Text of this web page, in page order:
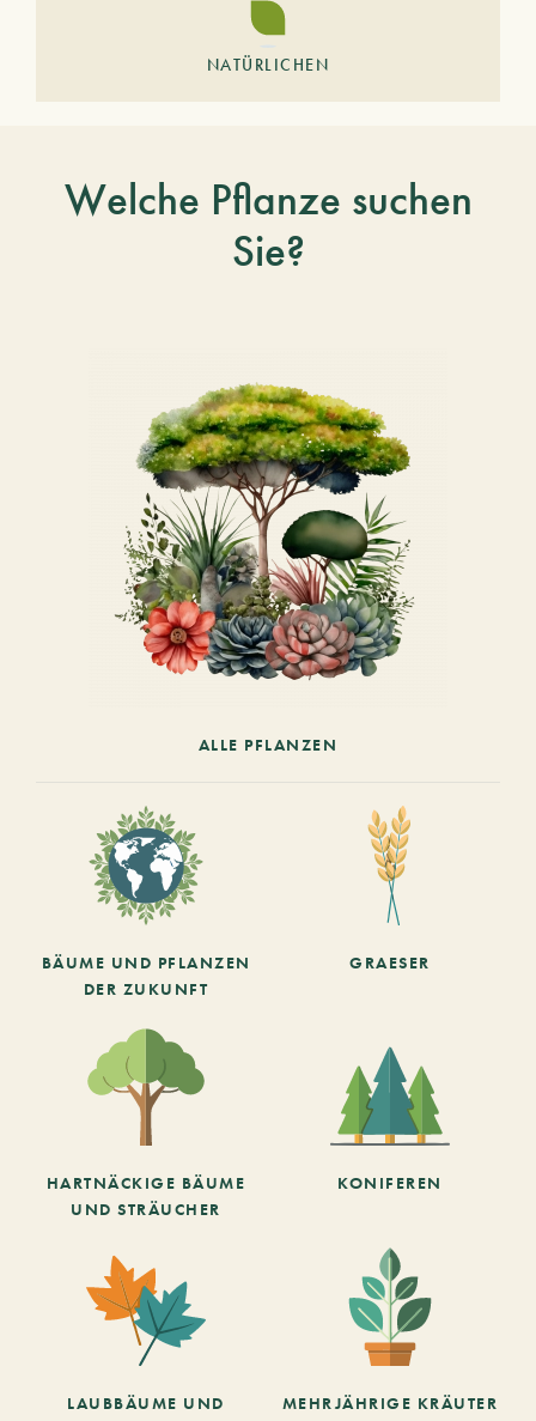
NATÜRLICHEN
Welche Pflanze suchen
Sie?
ALLE PFLANZEN
BÄUME UND PFLANZEN
DER ZUKUNFT
GRAESER
HARTNÄCKIGE BÄUME
UND STRÄUCHER
KONIFEREN
LAUBBÄUME UND
MEHRJÄHRIGE KRÄUTER